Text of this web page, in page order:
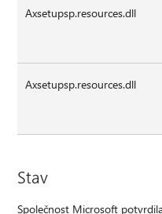
Axsetupsp.resources.dll
Axsetupsp.resources.dll
Stav
Společnost Microsoft